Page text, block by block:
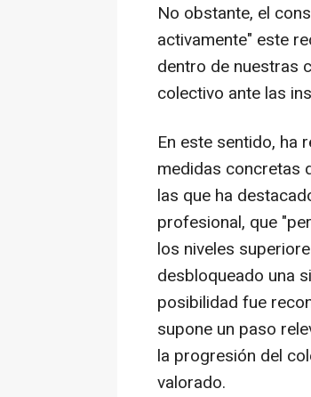
No obstante, el
activamente" este
dentro de nuestras
colectivo ante las
En este sentido, ha
medidas concretas
las que ha
profesional, que
los niveles
desbloqueado una
posibilidad fue
supone un paso
la progresión del
valorado.